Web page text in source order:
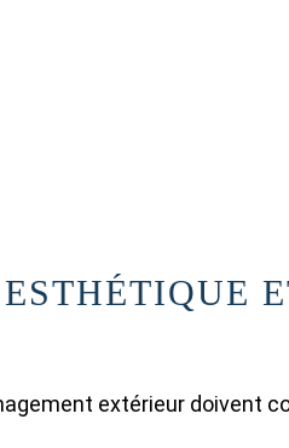
extérieur doivent